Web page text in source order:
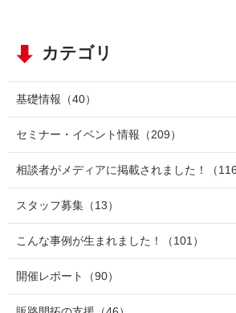
カテゴリ
基礎情報 （40）
セミナー・イベント情報 （209）
相談者がメディアに掲載されました！ （
スタッフ募集 （13）
こんな事例が生まれました！ （101）
開催レポート （90）